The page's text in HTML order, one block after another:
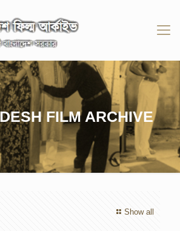
FILM ARCHIVE
Show all